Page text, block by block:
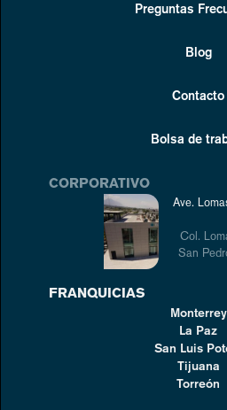
Preguntas
Blog
Contacto
Bolsa de
CORPORATIVO
Ave.
Col.
San
FRANQUICIAS
Monterrey
La Paz
San Luis
Tijuana
Torreón